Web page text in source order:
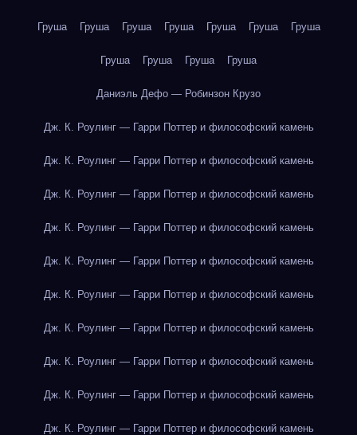
Груша Груша Груша Груша Груша Груша Груша
Груша Груша Груша Груша
Даниэль Дефо — Робинзон Крузо
Дж. К. Роулинг — Гарри Поттер и философский камень
Дж. К. Роулинг — Гарри Поттер и философский камень
Дж. К. Роулинг — Гарри Поттер и философский камень
Дж. К. Роулинг — Гарри Поттер и философский камень
Дж. К. Роулинг — Гарри Поттер и философский камень
Дж. К. Роулинг — Гарри Поттер и философский камень
Дж. К. Роулинг — Гарри Поттер и философский камень
Дж. К. Роулинг — Гарри Поттер и философский камень
Дж. К. Роулинг — Гарри Поттер и философский камень
Дж. К. Роулинг — Гарри Поттер и философский камень